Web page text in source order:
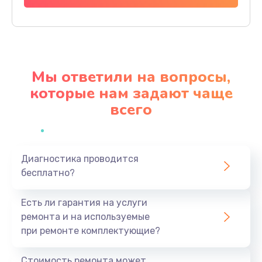
Заказать
Профилактическая чистка
Заказать
1440 руб.
Мы ответили на вопросы,
которые нам задают чаще
всего
Диагностика проводится
бесплатно?
Есть ли гарантия на услуги
ремонта и на используемые
при ремонте комплектующие?